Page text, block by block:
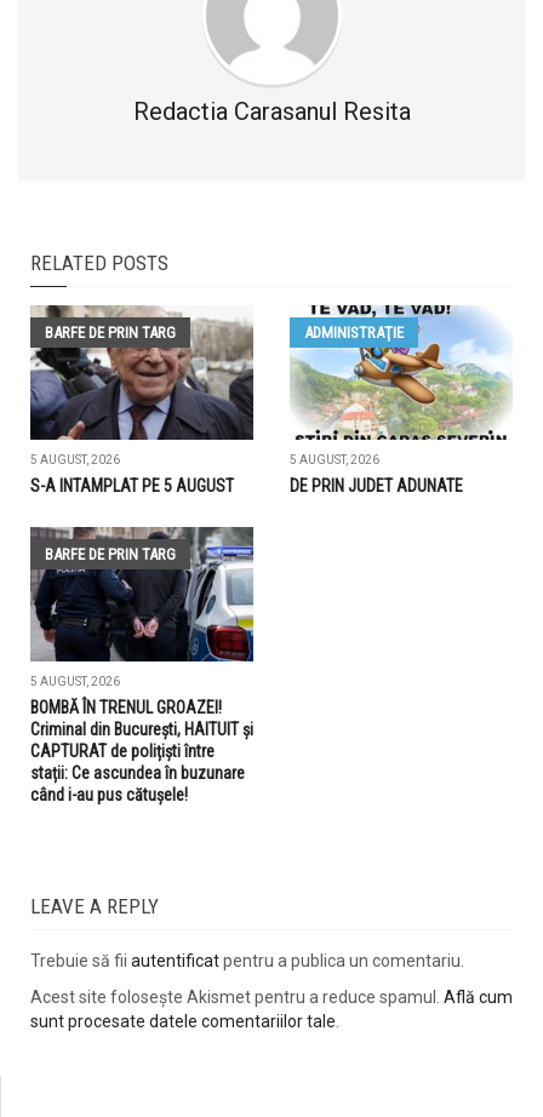
Redactia Carasanul Resita
RELATED POSTS
BARFE DE PRIN TARG
5 AUGUST, 2026
S-A INTAMPLAT PE 5 AUGUST
ADMINISTRAŢIE
5 AUGUST, 2026
DE PRIN JUDET ADUNATE
BARFE DE PRIN TARG
5 AUGUST, 2026
BOMBĂ ÎN TRENUL GROAZEI!
Criminal din București, HAITUIT și
CAPTURAT de polițiști între
stații: Ce ascundea în buzunare
când i-au pus cătușele!
LEAVE A REPLY
Trebuie să fii autentificatpentru a publica un comentariu.
Acest site folosește Akismet pentru a reduce spamul. Află cum
sunt procesate datele comentariilor tale